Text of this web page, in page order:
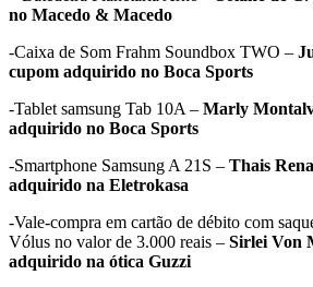
no Macedo & Macedo
-Caixa de Som Frahm Soundbox TWO –
cupom adquirido no Boca Sports
-Tablet samsung Tab 10A – Marly
adquirido no Boca Sports
-Smartphone Samsung A 21S – Thais
adquirido na Eletrokasa
-Vale-compra em cartão de débito com
Vólus no valor de 3.000 reais – Sirlei Von
adquirido na ótica Guzzi